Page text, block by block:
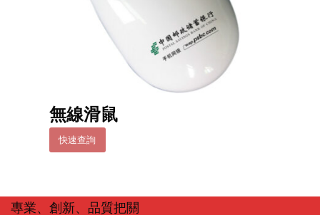
無線滑鼠
快速查詢
專業、創新、品質把關